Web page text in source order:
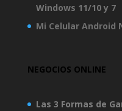
Windows 11/10 y 7
Mi Celular Android
NEGOCIOS ONLINE
Las 3 Formas de